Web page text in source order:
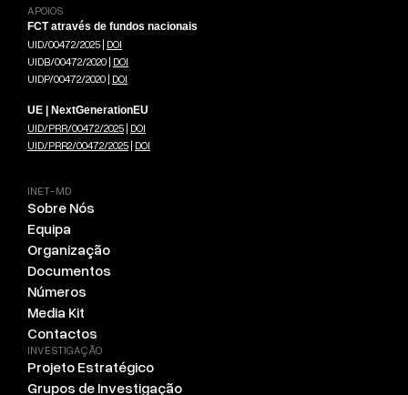
APOIOS
FCT através de fundos nacionais
UID/00472/2025 | DOI
UIDB/00472/2020 | DOI
UIDP/00472/2020 | DOI
UE | NextGenerationEU
UID/PRR/00472/2025 | DOI
UID/PRR2/00472/2025 | DOI
INET-MD
Sobre Nós
Equipa
Organização
Documentos
Números
Media Kit
Contactos
INVESTIGAÇÃO
Projeto Estratégico
Grupos de Investigação